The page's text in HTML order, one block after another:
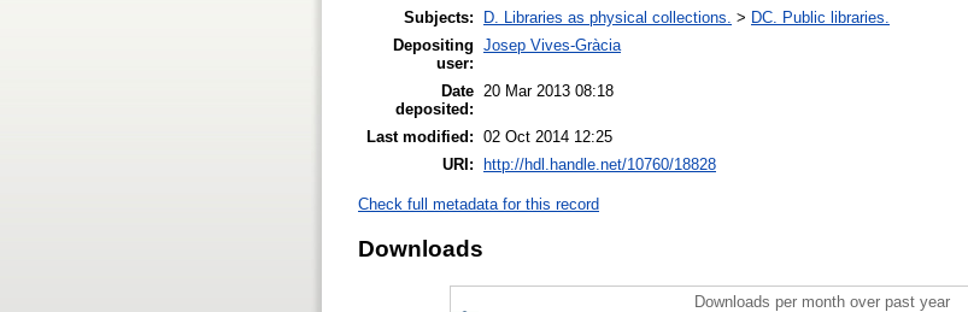
Subjects:
D. Libraries as physical collections. > DC. Public libraries.
Depositing
user:
Josep Vives-Gràcia
Date
deposited:
20 Mar 2013 08:18
Last modified: 02 Oct 2014 12:25
URI:
http://hdl.handle.net/10760/18828
Check full metadata for this record
Downloads
Downloads per month over past year